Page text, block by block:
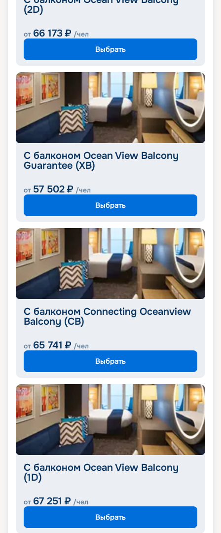
(2D)
от 66 173 ₽ /чел
Выбрать
С балконом Ocean View Balcony
Guarantee (XB)
от 57 502 ₽ /чел
Выбрать
С балконом Connecting Oceanview
Balcony (CB)
от 65 741 ₽ /чел
Выбрать
С балконом Ocean View Balcony
(1D)
от 67 251 ₽ /чел
Выбрать